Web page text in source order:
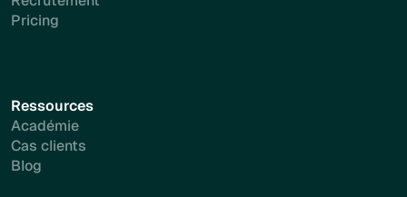
Pricing
Ressources
Académie
Cas clients
Blog